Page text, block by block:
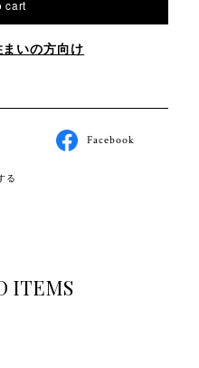
cart
いの方向け
Facebook
る
ITEMS